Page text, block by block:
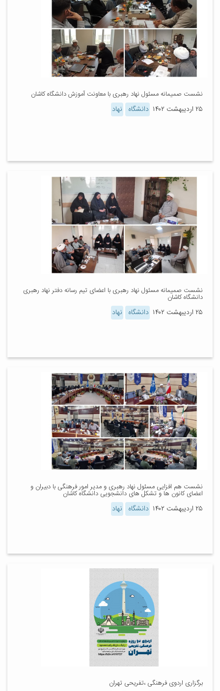
نشست صمیمانه مسئول نهاد رهبری با معاونت آموزش دانشگاه کاشان
۲۵ اردیبهشت ۱۴۰۲ دانشگاه نهاد
نشست صمیمانه مسئول نهاد رهبری با اعضای تیم رسانه دفتر نهاد رهبری
دانشگاه کاشان
۲۵ اردیبهشت ۱۴۰۲ دانشگاه نهاد
نشست هم افزایی مسئول نهاد رهبری و مدیر امور فرهنگی با دبیران و
اعضای کانون ها و تشکل های دانشجویی دانشگاه کاشان
۲۵ اردیبهشت ۱۴۰۲ دانشگاه نهاد
برگزاری اردوی فرهنگی ،تفریحی تهران